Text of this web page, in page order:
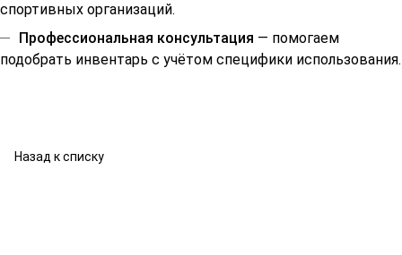
спортивных организаций.
Профессиональная консультация — помогаем
подобрать инвентарь с учётом специфики использования.
Назад к списку